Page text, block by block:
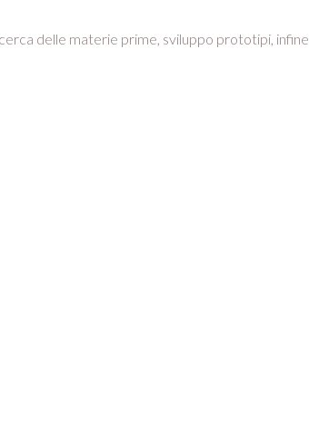
delle materie prime, sviluppo prototipi, infine